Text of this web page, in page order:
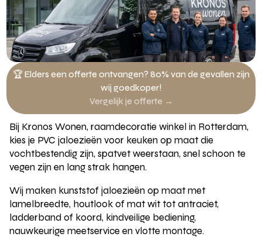
🏆 Elders een offerte ontvangen? 80% van de gevallen zijn
wij goedkoper!
Vergelijk je offerte →
Bij Kronos Wonen, raamdecoratie winkel in Rotterdam,
kies je PVC jaloezieën voor keuken op maat die
vochtbestendig zijn, spatvet weerstaan, snel schoon te
vegen zijn en lang strak hangen.
Wij maken kunststof jaloezieën op maat met
lamelbreedte, houtlook of mat wit tot antraciet,
ladderband of koord, kindveilige bediening,
nauwkeurige meetservice en vlotte montage.